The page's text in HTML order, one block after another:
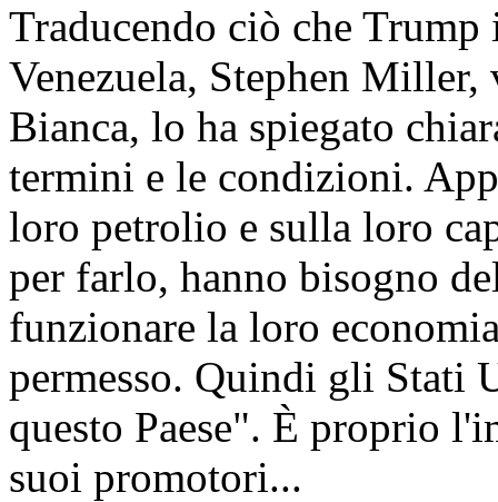
Traducendo ciò che
Venezuela, Stephen
Bianca, lo ha spiegato
termini e le condizioni.
loro petrolio e sulla loro
per farlo, hanno bisogno
funzionare la loro
permesso. Quindi gli Stati
questo Paese". È proprio
suoi promotori...